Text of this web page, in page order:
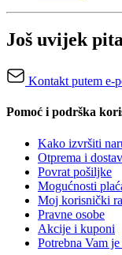
Još uvijek
Kontakt putem e-
Pomoć i podrška
Kako izvršiti
Otprema i
Povrat pošiljke
Mogućnosti
Moj korisnički
Pravne osobe
Akcije i kuponi
Potrebna Vam